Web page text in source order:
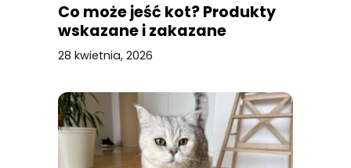
Co może jeść kot? Produkty
wskazane i zakazane
28 kwietnia, 2026